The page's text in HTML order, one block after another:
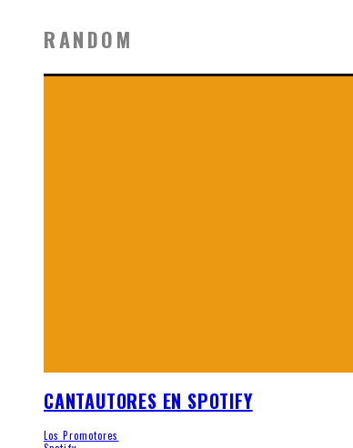
RANDOM
CANTAUTORES EN SPOTIFY
Los Promotores